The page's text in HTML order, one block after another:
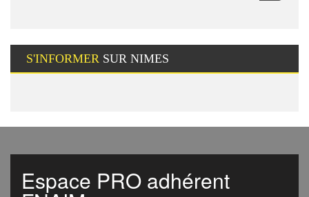
S'INFORMER SUR NIMES
Espace PRO adhérent